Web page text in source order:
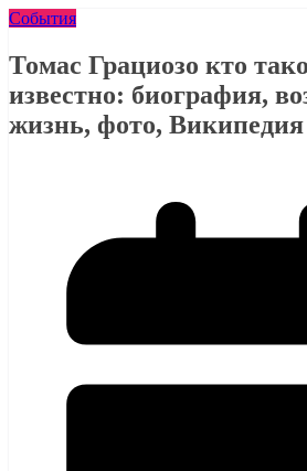
События
Томас Грациозо кто
известно: биография,
жизнь, фото, Википедия